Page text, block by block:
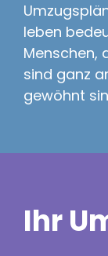
leben
Menschen,
sind ganz
gewöhnt
Ihr